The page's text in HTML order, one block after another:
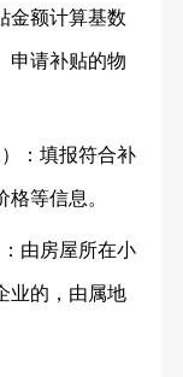
金额计算基数
申请补贴的物
：填报符合补
等信息。
由房屋所在小
业的，由属地